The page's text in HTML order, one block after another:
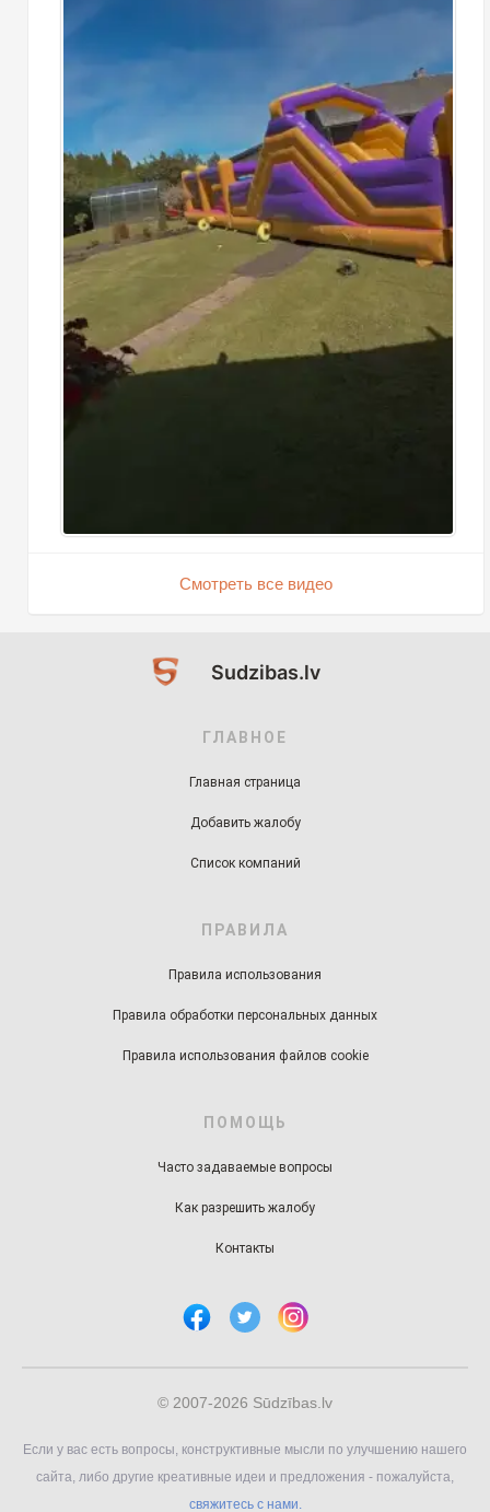
Смотреть все видео
Sudzibas.lv
ГЛАВНОЕ
Главная страница
Добавить жалобу
Список компаний
ПРАВИЛА
Правила использования
Правила обработки персональных данных
Правила использования файлов cookie
ПОМОЩЬ
Часто задаваемые вопросы
Как разрешить жалобу
Контакты
© 2007-2026 Sūdzības.lv
Если у вас есть вопросы, конструктивные мысли по улучшению нашего
сайта, либо другие креативные идеи и предложения - пожалуйста,
свяжитесь с нами.